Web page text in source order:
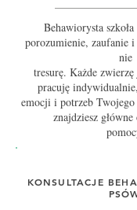
Behawiorysta
porozumienie, zaufanie
nie
tresurę. Każde
pracuję
emocji i potrzeb
znajdziesz
KONSULTACJE